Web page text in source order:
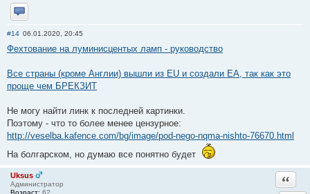
Отправить личное сообщение
#14 06.01.2020, 20:45
Фехтование на луминисцентых ламп - руководство
Все страны (кроме Англии) вышли из EU и создали ЕА, так как это
проще чем БРЕКЗИТ
Не могу найти линк к последней картинки.
Поэтому - что то более менее цензурное:
http://veselba.kafence.com/bg/image/pod-nego-nqma-nishto-76670.html
На болгарском, но думаю все понятно будет
Uksus
Администратор
Возраст: 62